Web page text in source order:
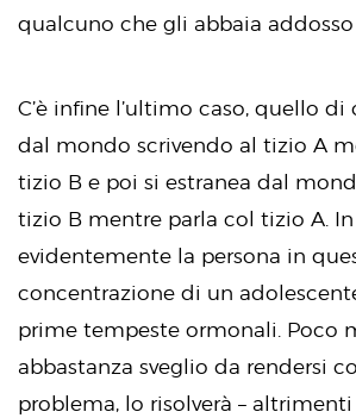
qualcuno che gli abbaia
C’è infine l’ultimo caso, quello di
dal mondo scrivendo al tizio A
tizio B e poi si estranea dal
tizio B mentre parla col tizio A.
evidentemente la persona in
concentrazione di un
prime tempeste ormonali. Poco
abbastanza sveglio da rendersi
problema, lo risolverà – altrimenti